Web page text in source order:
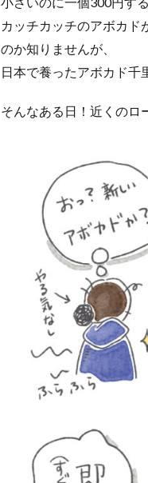
カッチカッチのアボカド
のか知りませんが、
日本で養ったアボカド千
そんなある日！近くのロ